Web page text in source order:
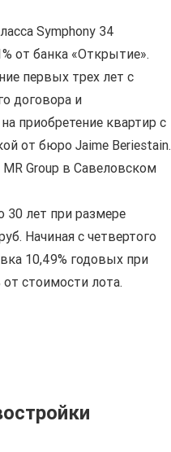
Symphony 34
от банка «Открытие».
первых трех лет с
договора и
приобретение квартир с
от бюро Jaime Beriestain.
Group в Савеловском
лет при размере
Начиная с четвертого
10,49% годовых при
стоимости лота.